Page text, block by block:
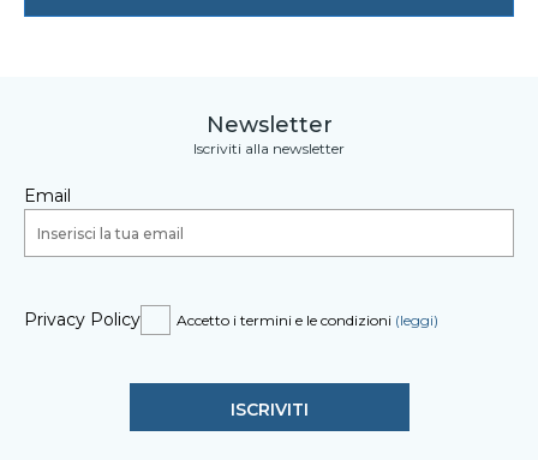
Newsletter
Iscriviti alla newsletter
Email
Privacy Policy Accetto i termini e le condizioni (leggi)